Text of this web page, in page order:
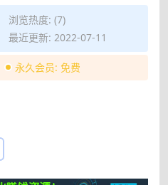
浏览热度: (7)
最近更新: 2022-07-11
永久会员: 免费